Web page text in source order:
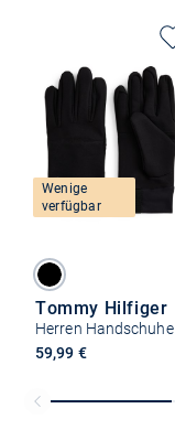
Wenige
verfügbar
Tommy Hilfiger
Herren Handschuhe
59,99 €